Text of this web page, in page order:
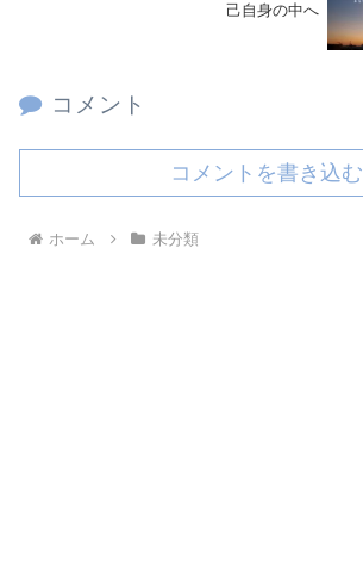
己自身の中へ
コメント
コメントを書き込む
ホーム 未分類